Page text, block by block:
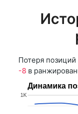
Потеря позиций
-8 в
Динамика
1K